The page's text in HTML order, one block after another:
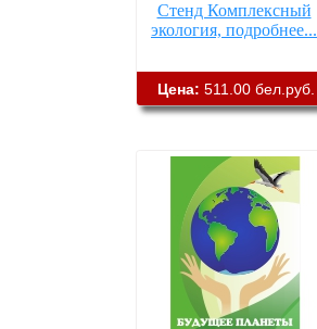
Стенд Комплексный
экология, подробнее...
Цена: 511.00 бел.руб.